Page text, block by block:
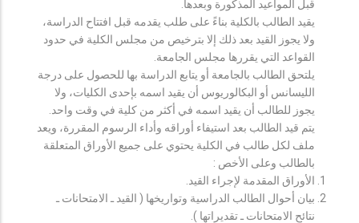
قبل المواعيد المذكورة وبعدها.
يقيد الطالب بالكلية بناءً على طلب يقدمه قبل افتتاح الدراسة،
ولا يجوز القيد بعد ذلك إلا بترخيص من مجلس الكلية في حدود
القواعد التي يقررها مجلس الجامعة.
يلتحق الطالب بالجامعة أو يتابع الدراسة بها للحصول على درجة
الليسانس أو البكالوريوس أن يقيد اسمه بإحدى الكليات، ولا
يجوز للطالب أن يقيد اسمه في أكثر من كلية في وقت واحد.
يتم قيد الطالب بعد استيفاء أوراقه وأداء الرسوم المقررة، ويعد
ملف لكل طالب في الكلية يحتوي على جميع الأوراق المتعلقة
بالطالب وعلى الأخص :
الأوراق المقدمة لإجراء القيد.
بيان أحوال الطالب الدراسية وتواريخها ( القيد ـ الامتحانات ـ
نتائح الامتحانات ـ تقديراتها ).